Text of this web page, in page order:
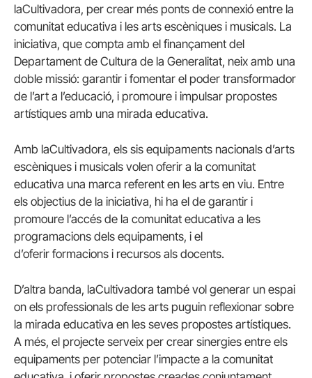
laCultivadora, per crear més ponts de connexió entre la
comunitat educativa i les arts escèniques i musicals. La
iniciativa, que compta amb el finançament del
Departament de Cultura de la Generalitat, neix amb una
doble missió: garantir i fomentar el poder transformador
de l’art a l’educació, i promoure i impulsar propostes
artístiques amb una mirada educativa.
Amb laCultivadora, els sis equipaments nacionals d’arts
escèniques i musicals volen oferir a la comunitat
educativa una marca referent en les arts en viu. Entre
els objectius de la iniciativa, hi ha el de garantir i
promoure l’accés de la comunitat educativa a les
programacions dels equipaments, i el
d’oferir formacions i recursos als docents.
D’altra banda, laCultivadora també vol generar un espai
on els professionals de les arts puguin reflexionar sobre
la mirada educativa en les seves propostes artístiques.
A més, el projecte serveix per crear sinergies entre els
equipaments per potenciar l’impacte a la comunitat